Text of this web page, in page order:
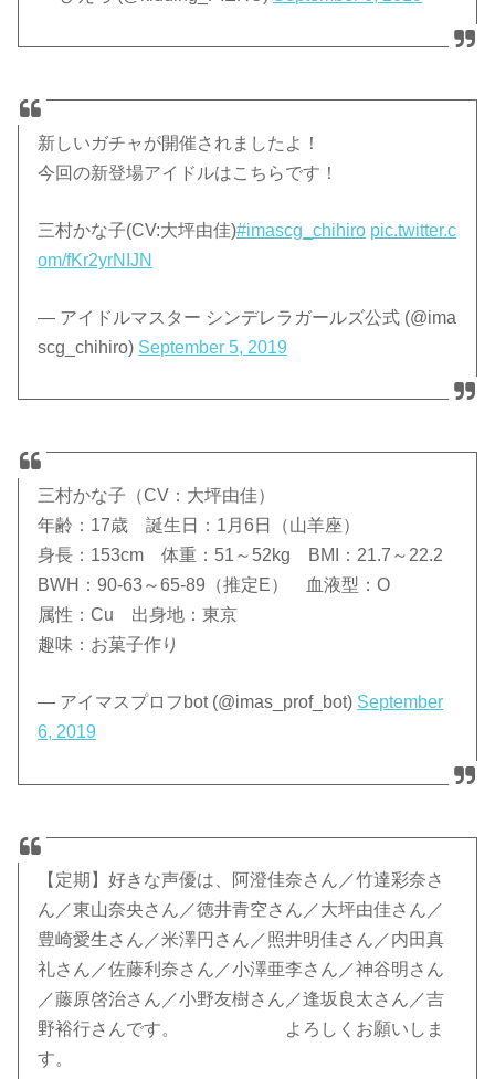
新しいガチャが開催されましたよ！
今回の新登場アイドルはこちらです！
三村かな子(CV:大坪由佳)#imascg_chihiro pic.twitter.c
om/fKr2yrNIJN
— アイドルマスター シンデレラガールズ公式 (@ima
scg_chihiro) September 5, 2019
三村かな子（CV：大坪由佳）
年齢：17歳 誕生日：1月6日（山羊座）
身長：153cm 体重：51～52kg BMI：21.7～22.2
BWH：90-63～65-89（推定E） 血液型：O
属性：Cu 出身地：東京
趣味：お菓子作り
— アイマスプロフbot (@imas_prof_bot) September
6, 2019
【定期】好きな声優は、阿澄佳奈さん／竹達彩奈さ
ん／東山奈央さん／徳井青空さん／大坪由佳さん／
豊崎愛生さん／米澤円さん／照井明佳さん／内田真
礼さん／佐藤利奈さん／小澤亜李さん／神谷明さん
／藤原啓治さん／小野友樹さん／逢坂良太さん／吉
野裕行さんです。 よろしくお願いしま
す。